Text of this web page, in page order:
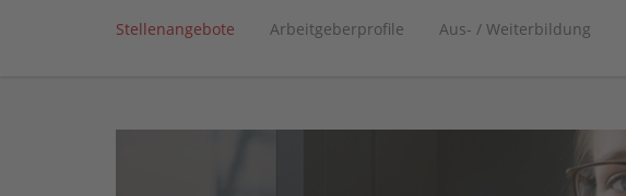
Stellenangebote Arbeitgeberprofile Aus- / Weiterbildung